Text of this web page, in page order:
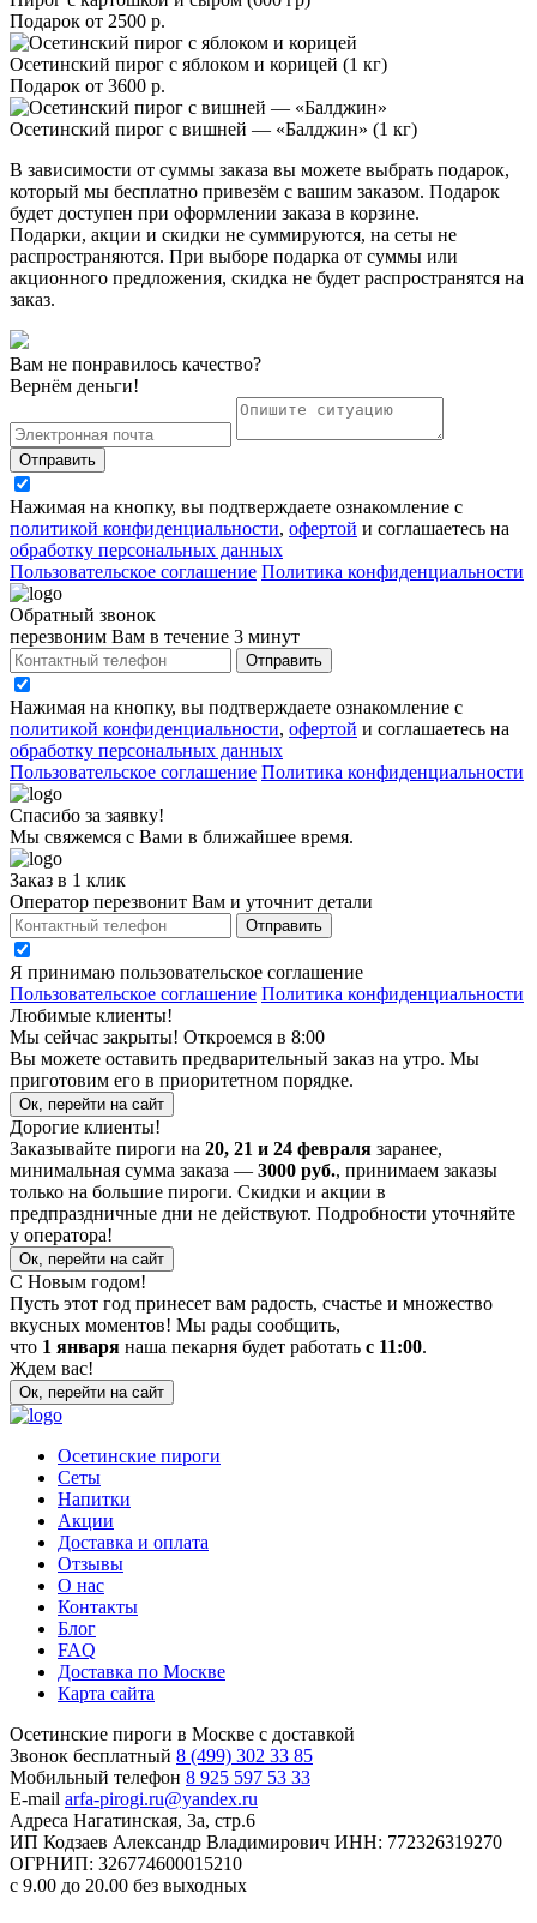
Подарок от 2500 р.
Осетинский пирог с яблоком и корицей (1 кг)
Подарок от 3600 р.
Осетинский пирог с вишней — «Балджин» (1 кг)
В зависимости от суммы заказа вы можете выбрать подарок,
который мы бесплатно привезём с вашим заказом. Подарок
будет доступен при оформлении заказа в корзине.
Подарки, акции и скидки не суммируются, на сеты не
распространяются. При выборе подарка от суммы или
акционного предложения, скидка не будет распространятся на
заказ.
Вам не понравилось качество?
Вернём деньги!
Отправить
Нажимая на кнопку, вы подтверждаете ознакомление с
политикой конфиденциальности, офертой и соглашаетесь на
обработку персональных данных
Пользовательское соглашение Политика конфиденциальности
Обратный звонок
перезвоним Вам в течение 3 минут
Отправить
Нажимая на кнопку, вы подтверждаете ознакомление с
политикой конфиденциальности, офертой и соглашаетесь на
обработку персональных данных
Пользовательское соглашение Политика конфиденциальности
Спасибо за заявку!
Мы свяжемся с Вами в ближайшее время.
Заказ в 1 клик
Оператор перезвонит Вам и уточнит детали
Отправить
Я принимаю пользовательское соглашение
Пользовательское соглашение Политика конфиденциальности
Любимые клиенты!
Мы сейчас закрыты! Откроемся в 8:00
Вы можете оставить предварительный заказ на утро. Мы
приготовим его в приоритетном порядке.
Ок, перейти на сайт
Дорогие клиенты!
Заказывайте пироги на 20, 21 и 24 февраля заранее,
минимальная сумма заказа — 3000 руб., принимаем заказы
только на большие пироги. Скидки и акции в
предпраздничные дни не действуют. Подробности уточняйте
у оператора!
Ок, перейти на сайт
С Новым годом!
Пусть этот год принесет вам радость, счастье и множество
вкусных моментов! Мы рады сообщить,
что 1 января наша пекарня будет работать с 11:00.
Ждем вас!
Ок, перейти на сайт
Осетинские пироги
Сеты
Напитки
Акции
Доставка и оплата
Отзывы
О нас
Контакты
Блог
FAQ
Доставка по Москве
Карта сайта
Осетинские пироги в Москве с доставкой
Звонок бесплатный 8 (499) 302 33 85
Мобильный телефон 8 925 597 53 33
E-mail arfa-pirogi.ru@yandex.ru
Адреса Нагатинская, 3а, стр.6
ИП Кодзаев Александр Владимирович ИНН: 772326319270
ОГРНИП: 326774600015210
с 9.00 до 20.00 без выходных